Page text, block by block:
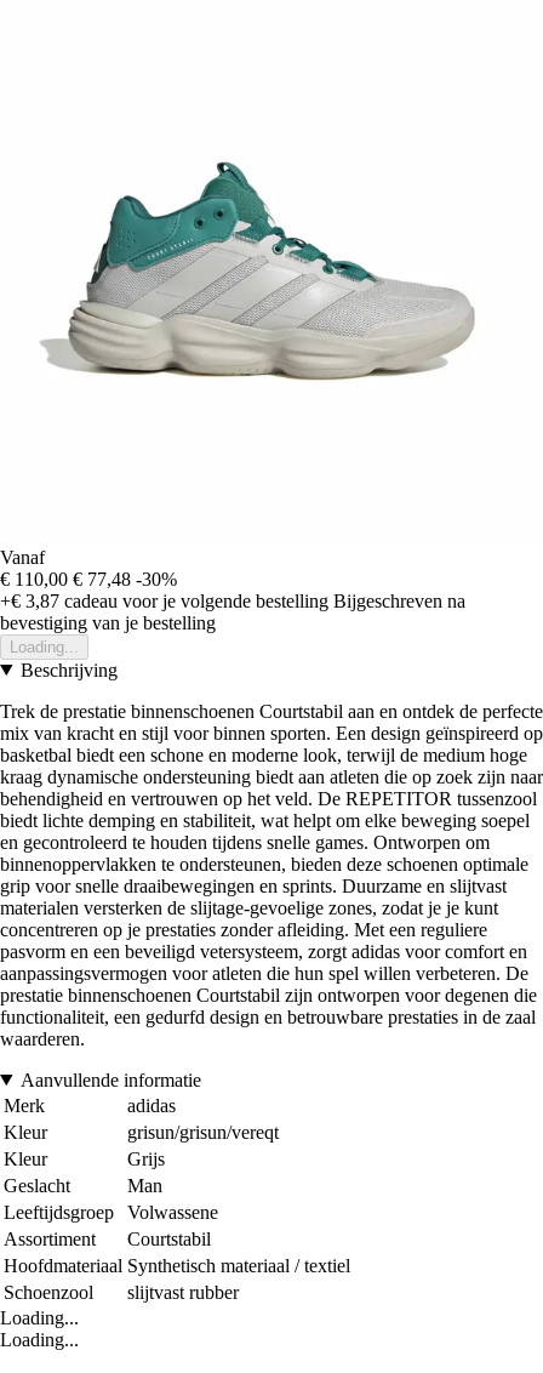
Vanaf
€ 110,00 € 77,48 -30%
+€ 3,87 cadeau voor je volgende bestelling Bijgeschreven na
bevestiging van je bestelling
Loading...
Beschrijving
Trek de prestatie binnenschoenen Courtstabil aan en ontdek de perfecte
mix van kracht en stijl voor binnen sporten. Een design geïnspireerd op
basketbal biedt een schone en moderne look, terwijl de medium hoge
kraag dynamische ondersteuning biedt aan atleten die op zoek zijn naar
behendigheid en vertrouwen op het veld. De REPETITOR tussenzool
biedt lichte demping en stabiliteit, wat helpt om elke beweging soepel
en gecontroleerd te houden tijdens snelle games. Ontworpen om
binnenoppervlakken te ondersteunen, bieden deze schoenen optimale
grip voor snelle draaibewegingen en sprints. Duurzame en slijtvast
materialen versterken de slijtage-gevoelige zones, zodat je je kunt
concentreren op je prestaties zonder afleiding. Met een reguliere
pasvorm en een beveiligd vetersysteem, zorgt adidas voor comfort en
aanpassingsvermogen voor atleten die hun spel willen verbeteren. De
prestatie binnenschoenen Courtstabil zijn ontworpen voor degenen die
functionaliteit, een gedurfd design en betrouwbare prestaties in de zaal
waarderen.
Aanvullende informatie
Merk
adidas
Kleur
grisun/grisun/vereqt
Kleur
Grijs
Geslacht
Man
Leeftijdsgroep
Volwassene
Assortiment
Courtstabil
Hoofdmateriaal Synthetisch materiaal / textiel
Schoenzool
slijtvast rubber
Loading...
Loading...